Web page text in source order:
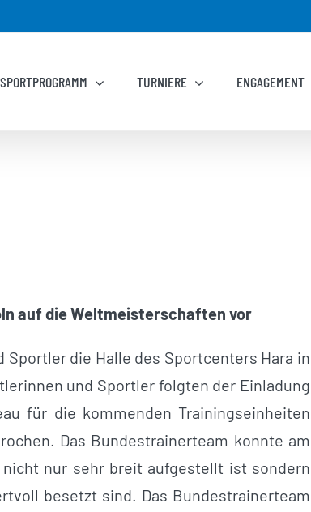
SPORTPROGRAMM TURNIERE ENGAGEMENT
auf die Weltmeisterschaften vor
Sportler die Halle des Sportcenters Hara in
und Sportler folgten der Einladung
für die kommenden Trainingseinheiten
Das Bundestrainerteam konnte am
nur sehr breit aufgestellt ist sondern
besetzt sind. Das Bundestrainerteam